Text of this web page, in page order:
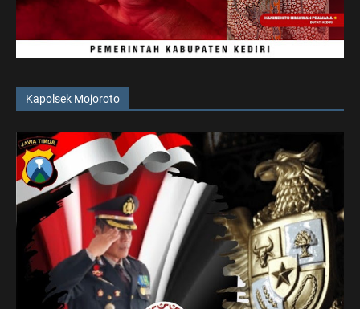
Kapolsek Mojoroto